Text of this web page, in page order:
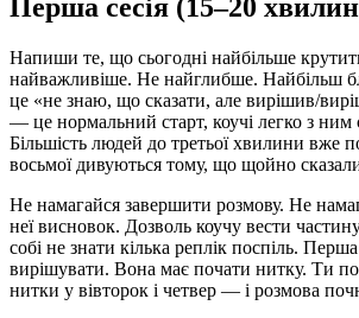
Перша сесія (15–20
Напиши те, що сьогодні найбільше
найважливіше. Не найглибше. Найбільш
це «не знаю, що сказати, але вирішив/
— це нормальний старт, коучі легко з ним
Більшість людей до третьої хвилини вже
восьмої дивуються тому, що щойно
Не намагайся завершити розмову. Не
неї висновок. Дозволь коучу вести
собі не знати кілька реплік поспіль.
вирішувати. Вона має почати нитку. Ти
нитки у вівторок і четвер — і розмова